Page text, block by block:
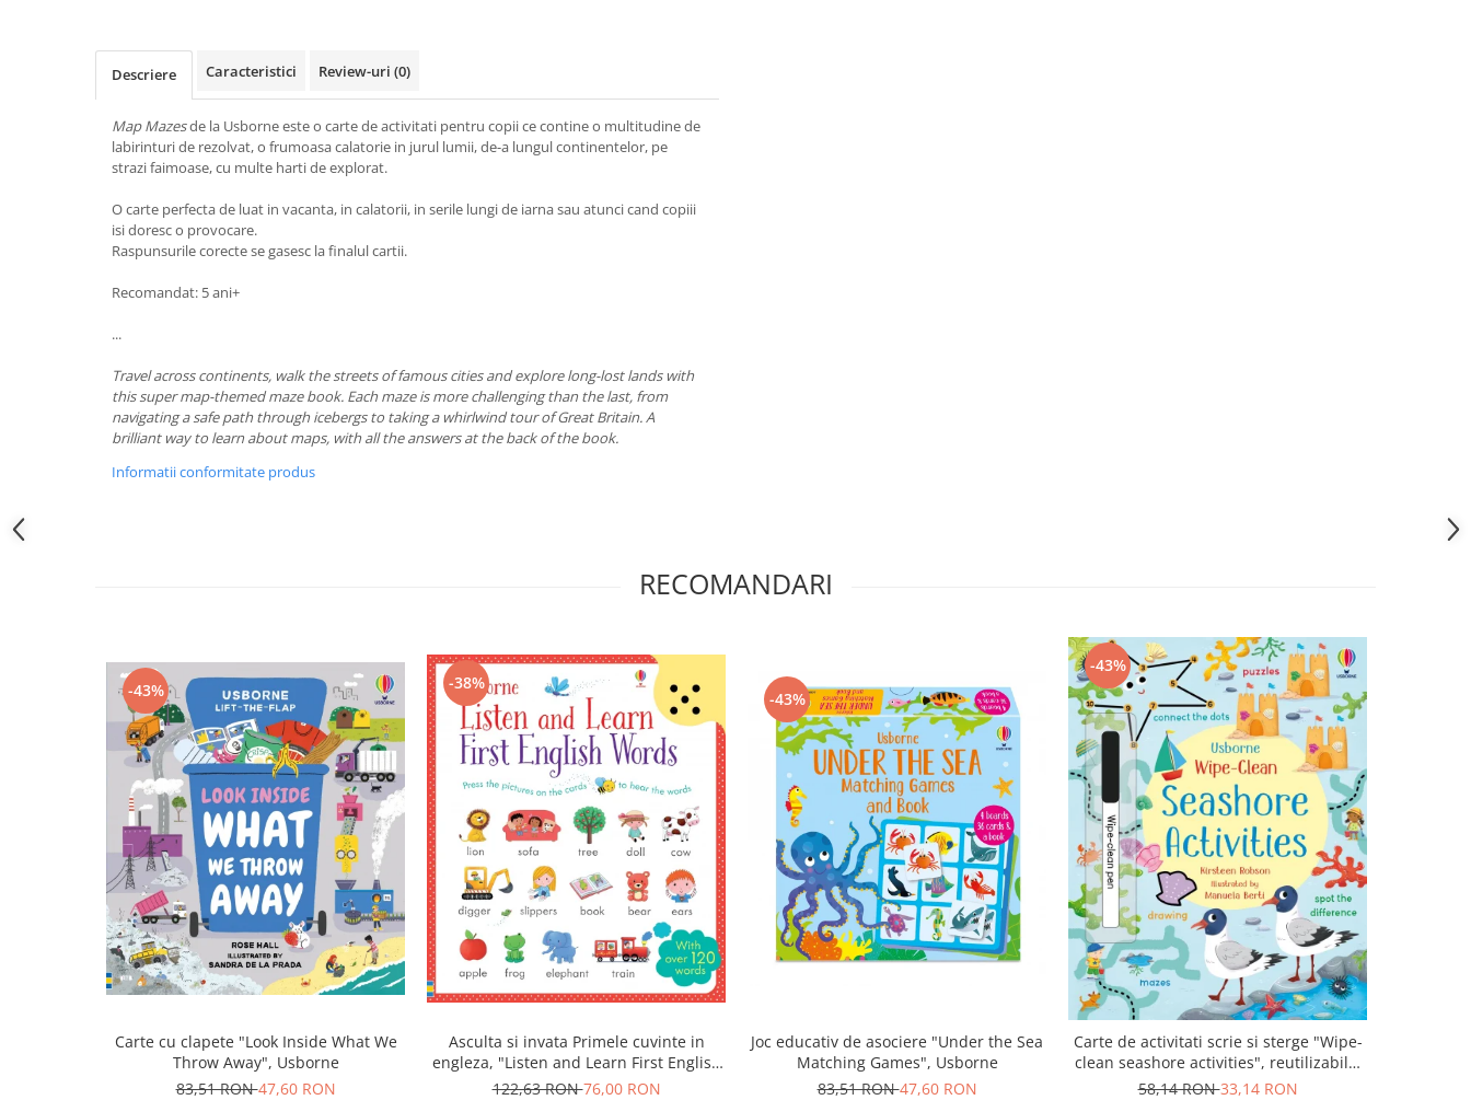
Descriere Caracteristici Review-uri (0)
Map Mazesde la Usborne este o carte de activitati pentru copii ce contine o multitudine de
labirinturi de rezolvat, o frumoasa calatorie in jurul lumii, de-a lungul continentelor, pe
strazi faimoase, cu multe harti de explorat.
O carte perfecta de luat in vacanta, in calatorii, in serile lungi de iarna sau atunci cand copiii
isi doresc o provocare.
Raspunsurile corecte se gasesc la finalul cartii.
Recomandat: 5 ani+
...
Travel across continents, walk the streets of famous cities and explore long-lost lands with
this super map-themed maze book. Each maze is more challenging than the last, from
navigating a safe path through icebergs to taking a whirlwind tour of Great Britain. A
brilliant way to learn about maps, with all the answers at the back of the book.
Informatii conformitate produs
RECOMANDARI
-43%
Carte cu clapete "Look Inside What We
Throw Away", Usborne
83,51 RON47,60 RON
-38%
Asculta si invata Primele cuvinte in
engleza, "Listen and Learn First English
Words", Usborne
122,63 RON76,00 RON
-43%
Joc educativ de asociere "Under the Sea
Matching Games", Usborne
83,51 RON47,60 RON
-43%
Carte de activitati scrie si sterge "Wipe-
clean seashore activities", reutilizabila,
Usborne
58,14 RON33,14 RON